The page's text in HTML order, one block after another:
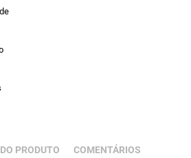
PRODUTO COMENTÁRIOS